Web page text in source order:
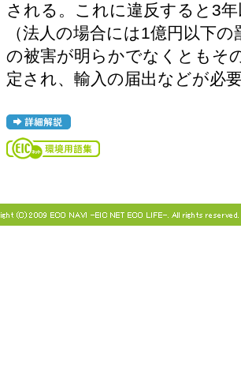
される。これに違反すると3
（法人の場合には1億円以下
の被害が明らかでなくともそ
定され、輸入の届出などが必